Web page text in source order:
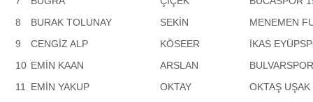
8
BURAK TOLUNAY SEKİN
MENEMEN
9
CENGİZ ALP KÖSEER
İKAS
10 EMİN KAAN ARSLAN
BULVARSPOR
11 EMİN YAKUP OKTAY
OKTAŞ